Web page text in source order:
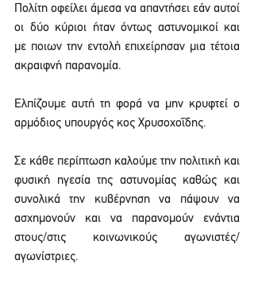
Πολίτη οφείλει άμεσα να απαντήσει εάν αυτοί
οι δύο κύριοι ήταν όντως αστυνομικοί και
με ποιων την εντολή επιχείρησαν μια τέτοια
ακραιφνή παρανομία.
Ελπίζουμε αυτή τη φορά να μην κρυφτεί ο
αρμόδιος υπουργός κος Χρυσοχοΐδης.
Σε κάθε περίπτωση καλούμε την πολιτική και
φυσική ηγεσία της αστυνομίας καθώς και
συνολικά την κυβέρνηση να πάψουν να
ασχημονούν και να παρανομούν ενάντια
στους/στις κοινωνικούς αγωνιστές/
αγωνίστριες.